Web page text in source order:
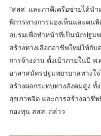
“สสส. และภาคีเครือข่ายได้น
พิการทางการมองเห็นและคน
อบรมเพื่อทำหน้าที่เป็นนักปฐม
สร้างทางเลือกอาชีพใหม่ให้กั
การจ้างงาน ตั้งเป้าภายในปี
อาสาสมัครปฐมพยาบาลทางใ
สร้างผลกระทบทางสังคมสูง
สุขภาพจิต และการสร้างอาชี
กองทุน สสส. กล่าว